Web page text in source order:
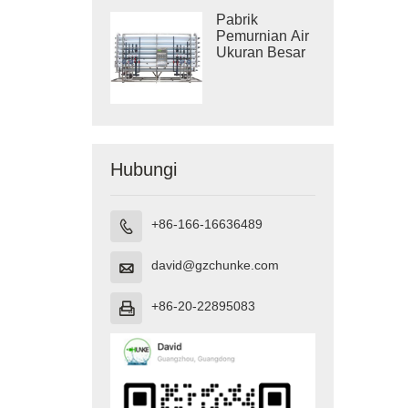
Pabrik
Pemurnian Air
Ukuran Besar
Hubungi
 +86-166-16636489
 david@gzchunke.com
 +86-20-22895083